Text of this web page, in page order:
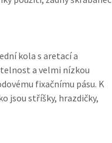
kola s aretací a
a velmi nízkou
fixačnímu pásu. K
jsou stříšky, hrazdičky,